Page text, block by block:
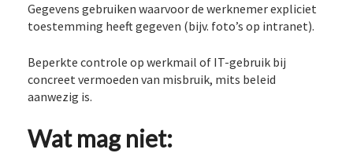
Gegevens gebruiken waarvoor de werknemer expliciet
toestemming heeft gegeven (bijv. foto’s op intranet).
Beperkte controle op werkmail of IT-gebruik bij
concreet vermoeden van misbruik, mits beleid
aanwezig is.
Wat mag niet: